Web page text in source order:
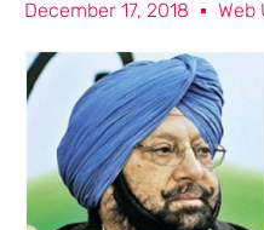
December 17, 2018 Web